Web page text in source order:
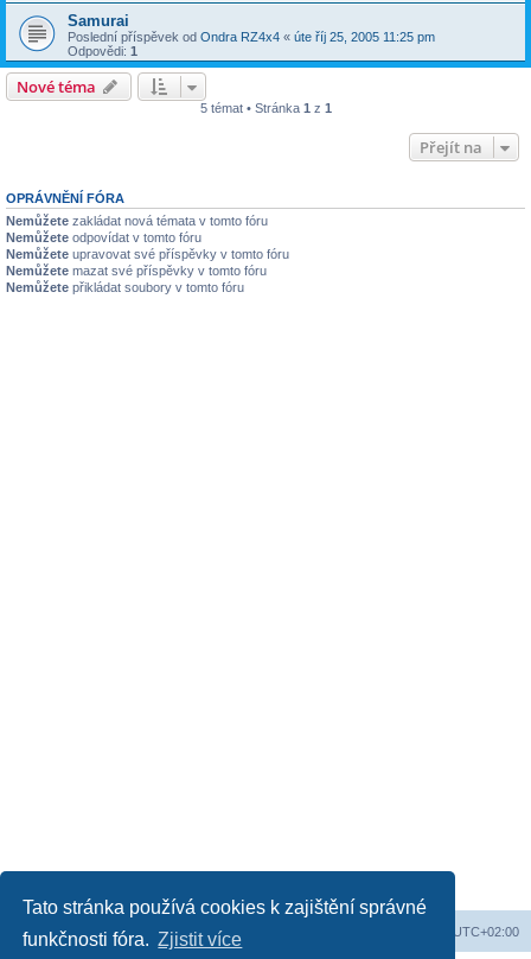
Tato stránka používá cookies k zajištění správné
funkčnosti fóra. Zjistit více
Samurai
Poslední příspěvek od Ondra RZ4x4 « úte říj 25, 2005 11:25 pm
Odpovědi: 1
Nové téma
5 témat • Stránka 1 z 1
Přejít na
OPRÁVNĚNÍ FÓRA
Nemůžete zakládat nová témata v tomto fóru
Nemůžete odpovídat v tomto fóru
Nemůžete upravovat své příspěvky v tomto fóru
Nemůžete mazat své příspěvky v tomto fóru
Nemůžete přikládat soubory v tomto fóru
Obsah fóra UTC+02:00